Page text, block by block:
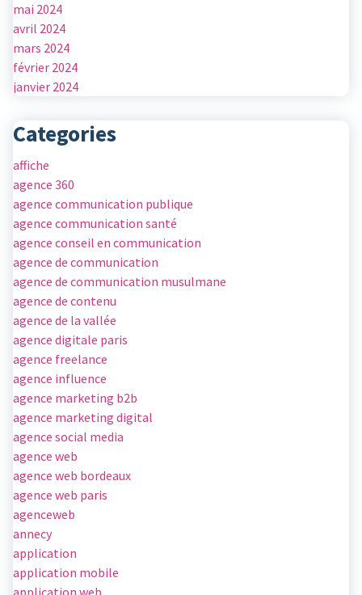
mai 2024
avril 2024
mars 2024
février 2024
janvier 2024
Categories
affiche
agence 360
agence communication publique
agence communication santé
agence conseil en communication
agence de communication
agence de communication musulmane
agence de contenu
agence de la vallée
agence digitale paris
agence freelance
agence influence
agence marketing b2b
agence marketing digital
agence social media
agence web
agence web bordeaux
agence web paris
agenceweb
annecy
application
application mobile